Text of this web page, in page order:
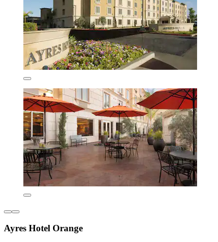
Ayres Hotel Orange